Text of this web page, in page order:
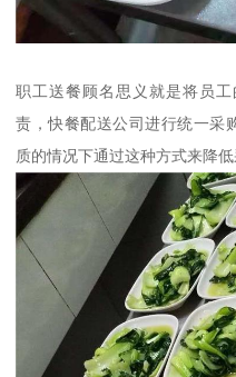
职工送餐顾名思义就是将员
责，快餐配送公司进行统一采
质的情况下通过这种方式来降低